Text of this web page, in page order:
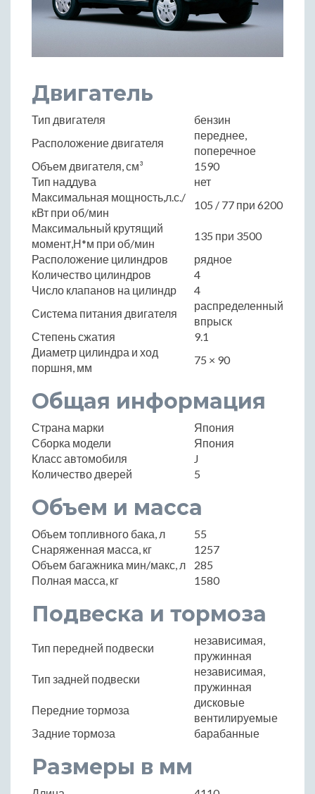
Двигатель
Тип двигателя
бензин
Расположение двигателя
переднее,
поперечное
Объем двигателя, см³
1590
Тип наддува
нет
Максимальная мощность,л.с./
кВт при об/мин
105 / 77 при 6200
Максимальный крутящий
момент,Н*м при об/мин
135 при 3500
Расположение цилиндров
рядное
Количество цилиндров
4
Число клапанов на цилиндр
4
Система питания двигателя
распределенный
впрыск
Степень сжатия
9.1
Диаметр цилиндра и ход
поршня, мм
75 × 90
Общая информация
Страна марки
Япония
Сборка модели
Япония
Класс автомобиля
J
Количество дверей
5
Объем и масса
Объем топливного бака, л
55
Снаряженная масса, кг
1257
Объем багажника мин/макс, л
285
Полная масса, кг
1580
Подвеска и тормоза
Тип передней подвески
независимая,
пружинная
Тип задней подвески
независимая,
пружинная
Передние тормоза
дисковые
вентилируемые
Задние тормоза
барабанные
Размеры в мм